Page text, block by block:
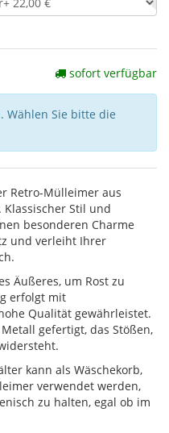
sofort verfügbar
Wählen Sie bitte die
Retro-Mülleimer aus
Stil und
besonderen Charme
und verleiht Ihrer
Äußeres, um Rost zu
erfolgt mit
Qualität gewährleistet.
gefertigt, das Stößen,
kann als Wäschekorb,
verwendet werden,
zu halten, egal ob im